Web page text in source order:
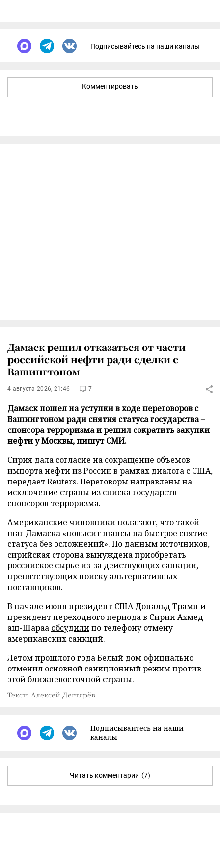
Подписывайтесь на наши каналы
Комментировать
Дамаск решил отказаться от части
российской нефти ради сделки с
Вашингтоном
4 августа 2026, 21:46 7
Дамаск пошел на уступки в ходе переговоров с
Вашингтоном ради снятия статуса государства –
спонсора терроризма и решил сократить закупки
нефти у Москвы, пишут СМИ.
Сирия дала согласие на сокращение объемов
импорта нефти из России в рамках диалога с США,
передаетReuters. Переговоры направлены на
исключение страны из списка государств –
спонсоров терроризма.
Американские чиновники полагают, что такой
шаг Дамаска «повысит шансы на быстрое снятие
статуса без осложнений». По данным источников,
сирийская сторона вынуждена приобретать
российское сырье из-за действующих санкций,
препятствующих поиску альтернативных
поставщиков.
В начале июня президент США Дональд Трамп и
президент переходного периода в Сирии Ахмед
аш-Шараа обсудилипо телефону отмену
американских санкций.
Летом прошлого года Белый дом официально
отменил основной санкционный режим против
этой ближневосточной страны.
Текст: Алексей Дегтярёв
Подписывайтесь на наши
каналы
Читать комментарии (7)